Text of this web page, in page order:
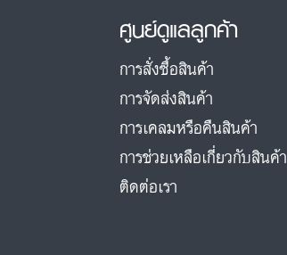
ศูนย์ดูแลลูกค้า
การสั่งซื้อสินค้า
การจัดส่งสินค้า
การเคลมหรือคืนสินค้า
การช่วยเหลือเกี่ยวกับสินค้า
ติดต่อเรา